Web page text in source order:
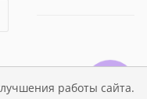
работы сайта.